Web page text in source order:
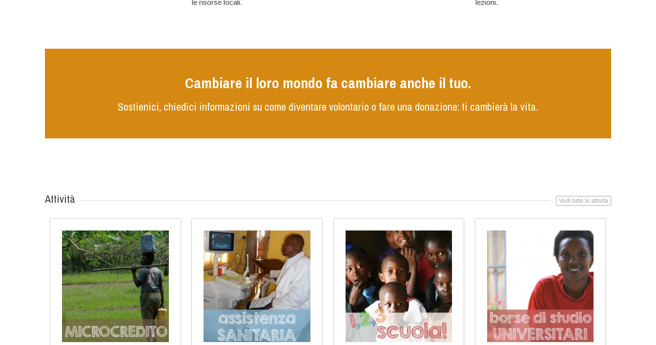
le risorse locali.
lezioni.
Cambiare il loro mondo fa cambiare anche il tuo.
Sostienici, chiedici informazioni su come diventare volontario o fare una donazione: ti cambierà la vita.
Attività Vedi tutte le attività